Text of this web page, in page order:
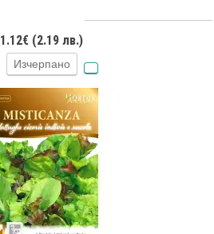
1.12€ (2.19 лв.)
Изчерпано